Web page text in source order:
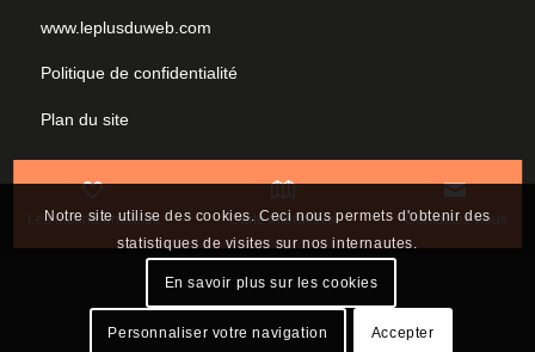
Les incontournables Carte interactive Contactez-nous
www.leplusduweb.com
Politique de confidentialité
Plan du site
Mentions légales
Nous contacter
Notre site utilise des cookies. Ceci nous permets d'obtenir des
statistiques de visites sur nos internautes.
En savoir plus sur les cookies
Personnaliser votre navigation Accepter